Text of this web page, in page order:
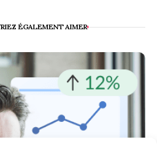
ÉGALEMENT AIMER